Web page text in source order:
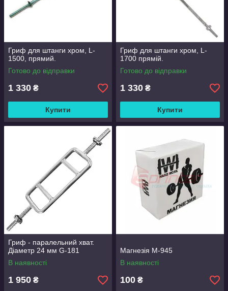
Гриф для штанги хром, L-
1500, прямий.
Готово до відправки
1 330 ₴
Купити
Гриф для штанги хром, L-
1700 прямій.
Готово до відправки
1 330 ₴
Купити
Гриф - паралельний хват.
Діаметр 24 мм G-181
В наявності
1 950 ₴
Магнезія М-945
В наявності
100 ₴